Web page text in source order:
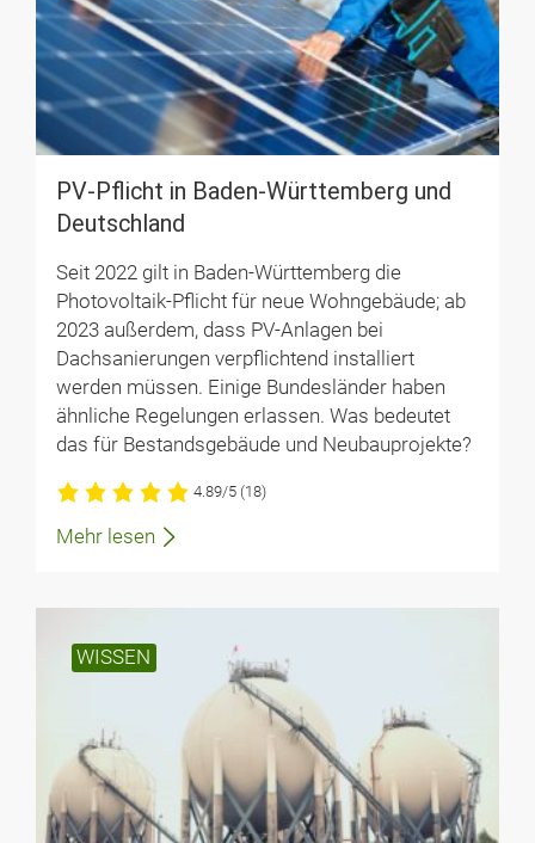
PV-Pflicht in Baden-Württemberg und
Deutschland
Seit 2022 gilt in Baden-Württemberg die
Photovoltaik-Pflicht für neue Wohngebäude; ab
2023 außerdem, dass PV-Anlagen bei
Dachsanierungen verpflichtend installiert
werden müssen. Einige Bundesländer haben
ähnliche Regelungen erlassen. Was bedeutet
das für Bestandsgebäude und Neubauprojekte?
4.89/5 (18)
Mehr lesen
WISSEN